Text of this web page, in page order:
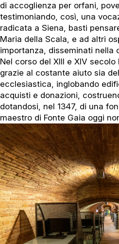
di accoglienza per orfani,
testimoniando, così, una
radicata a Siena, basti
Maria della Scala, e ad altri
importanza, disseminati nella
Nel corso del XIII e XIV secolo
grazie al costante aiuto sia
ecclesiastica, inglobando
acquisti e donazioni,
dotandosi, nel 1347, di una
maestro di Fonte Gaia oggi